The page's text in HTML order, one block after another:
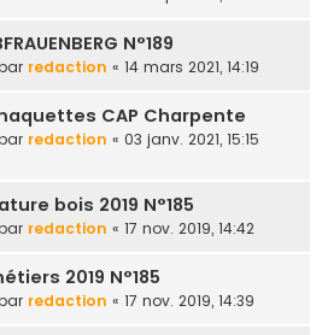
N°189
redaction « 14 mars 2021, 14:19
CAP Charpente
redaction « 03 janv. 2021, 15:15
bois 2019 N°185
redaction « 17 nov. 2019, 14:42
2019 N°185
redaction « 17 nov. 2019, 14:39